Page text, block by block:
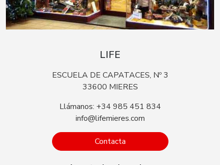
LIFE
ESCUELA DE CAPATACES, Nº 3
33600 MIERES
Llámanos: +34 985 451 834
info@lifemieres.com
Contacta